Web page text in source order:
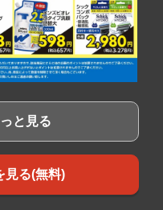
と見る
見る(無料)